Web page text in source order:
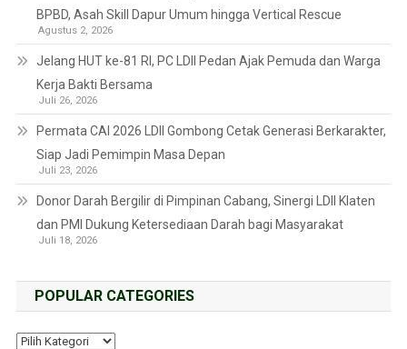
BPBD, Asah Skill Dapur Umum hingga Vertical Rescue
Agustus 2, 2026
Jelang HUT ke-81 RI, PC LDII Pedan Ajak Pemuda dan Warga
Kerja Bakti Bersama
Juli 26, 2026
Permata CAI 2026 LDII Gombong Cetak Generasi Berkarakter,
Siap Jadi Pemimpin Masa Depan
Juli 23, 2026
Donor Darah Bergilir di Pimpinan Cabang, Sinergi LDII Klaten
dan PMI Dukung Ketersediaan Darah bagi Masyarakat
Juli 18, 2026
POPULAR CATEGORIES